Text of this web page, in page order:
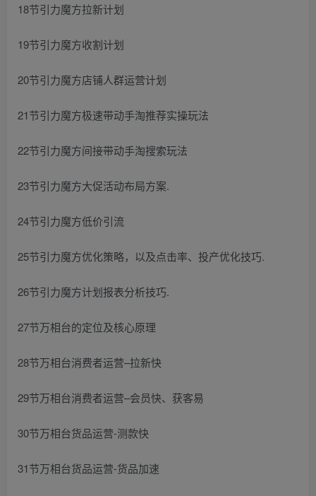
18节引力魔方拉新计划
19节引力魔方收割计划
20节引力魔方店铺人群运营计划
21节引力魔方极速带动手淘推荐实操玩法
22节引力魔方间接带动手淘搜索玩法
23节引力魔方大促活动布局方案.
24节引力魔方低价引流
25节引力魔方优化策略，以及点击率、投产优化技巧.
26节引力魔方计划报表分析技巧.
27节万相台的定位及核心原理
28节万相台消费者运营–拉新快
29节万相台消费者运营–会员快、获客易
30节万相台货品运营-测款快
31节万相台货品运营-货品加速